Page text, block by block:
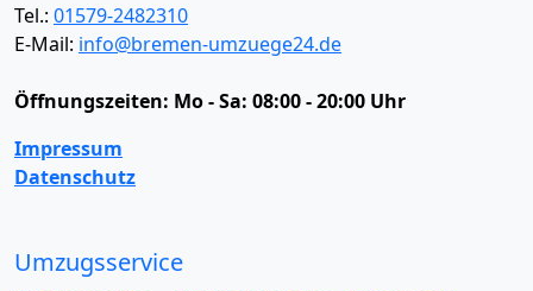
Tel.: 01579-2482310
E-Mail: info@bremen-umzuege24.de
Öffnungszeiten: Mo - Sa: 08:00 - 20:00 Uhr
Impressum
Datenschutz
Umzugsservice